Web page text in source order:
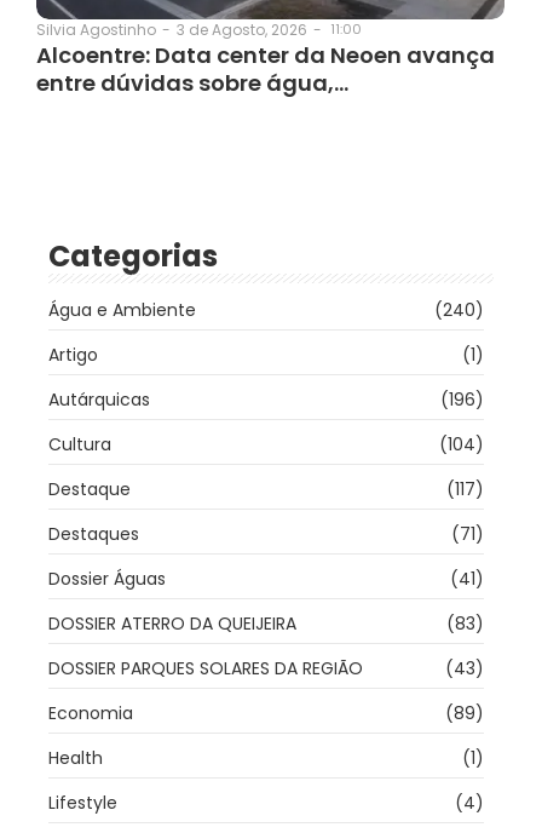
Silvia Agostinho - 3 de Agosto, 2026 - 11:00
Alcoentre: Data center da Neoen avança
entre dúvidas sobre água,…
Categorias
Água e Ambiente
(240)
Artigo
(1)
Autárquicas
(196)
Cultura
(104)
Destaque
(117)
Destaques
(71)
Dossier Águas
(41)
DOSSIER ATERRO DA QUEIJEIRA
(83)
DOSSIER PARQUES SOLARES DA REGIÃO
(43)
Economia
(89)
Health
(1)
Lifestyle
(4)